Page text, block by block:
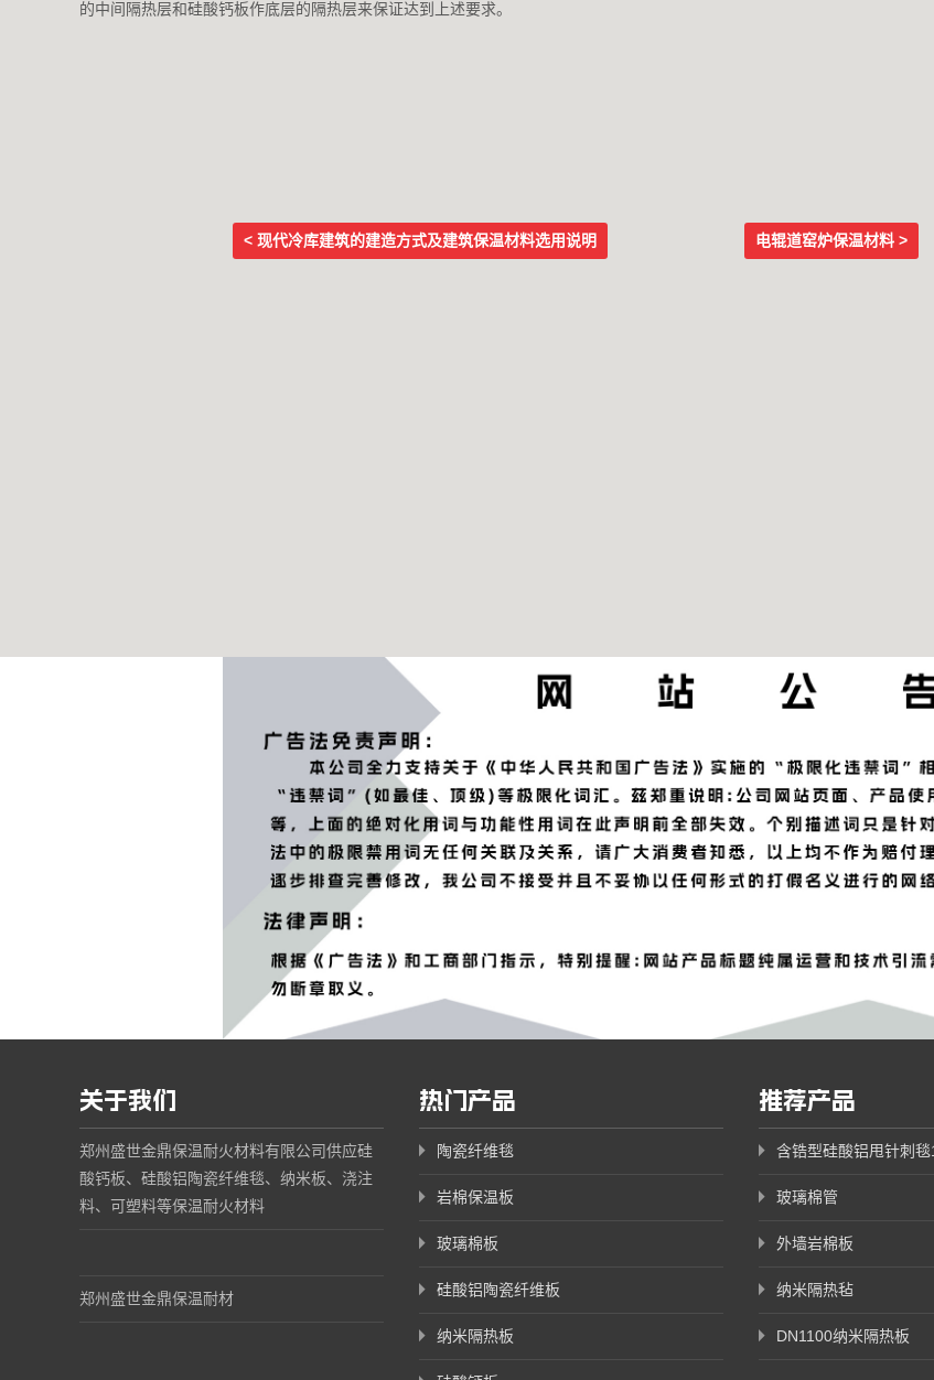
的中间隔热层和硅酸钙板作底层的隔热层来保证达到上述要求。
< 现代冷库建筑的建造方式及建筑保温材料选用说明 电辊道窑炉保温材料 >
关于我们
郑州盛世金鼎保温耐火材料有限公司供应硅
酸钙板、硅酸铝陶瓷纤维毯、纳米板、浇注
料、可塑料等保温耐火材料
郑州盛世金鼎保温耐材
热门产品
陶瓷纤维毯
岩棉保温板
玻璃棉板
硅酸铝陶瓷纤维板
纳米隔热板
推荐产品
含锆型硅酸铝甩针刺
玻璃棉管
外墙岩棉板
纳米隔热毡
DN1100纳米隔热板